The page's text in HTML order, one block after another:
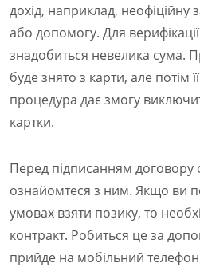
дохід, наприклад, неофіційну
або допомогу. Для
знадобиться невелика сума.
буде знято з карти, але потім
процедура дає змогу
картки.
Перед підписанням договору
ознайомтеся з ним. Якщо ви
умовах взяти позику, то
контракт. Робиться це за
прийде на мобільний